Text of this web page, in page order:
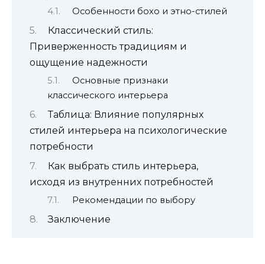
Особенности бохо и этно-стилей
Классический стиль:
Приверженность традициям и
ощущение надежности
Основные признаки
классического интерьера
Таблица: Влияние популярных
стилей интерьера на психологические
потребности
Как выбрать стиль интерьера,
исходя из внутренних потребностей
Рекомендации по выбору
Заключение